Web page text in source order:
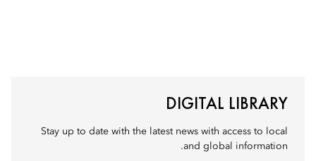
DIGITAL LIBRARY
Stay up to date with the latest news with access to local
and global information.